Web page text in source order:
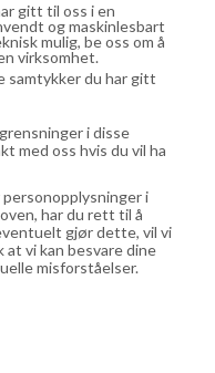
gitt til oss i en
og maskinlesbart
mulig, be oss om å
virksomhet.
samtykker du har gitt
i disse
med oss hvis du vil ha
i
har du rett til å
gjør dette, vil vi
vi kan besvare dine
misforståelser.